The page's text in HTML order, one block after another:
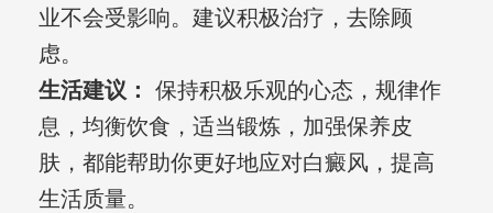
业不会受影响。建议积极治疗，去除顾
虑。
生活建议：
保持积极乐观的心态，规律作
息，均衡饮食，适当锻炼，加强保养皮
肤，都能帮助你更好地应对白癜风，提高
生活质量。